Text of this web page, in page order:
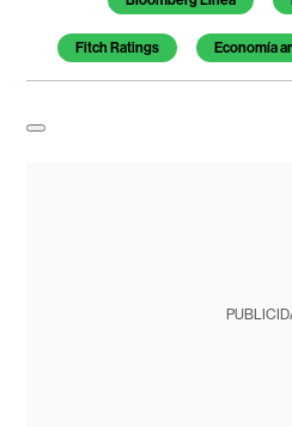
Fitch Ratings Economía